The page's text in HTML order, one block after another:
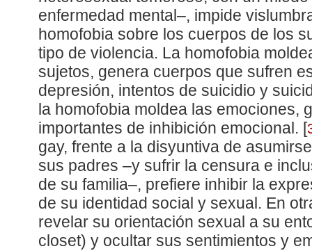
enfermedad mental–, impide
homofobia sobre los cuerpos de los
tipo de violencia. La homofobia
sujetos, genera cuerpos que sufren
depresión, intentos de suicidio y
la homofobia moldea las emociones,
importantes de inhibición emocional. [
gay, frente a la disyuntiva de
sus padres –y sufrir la censura e
de su familia–, prefiere inhibir la
de su identidad social y sexual. En
revelar su orientación sexual a su
closet) y ocultar sus sentimientos y